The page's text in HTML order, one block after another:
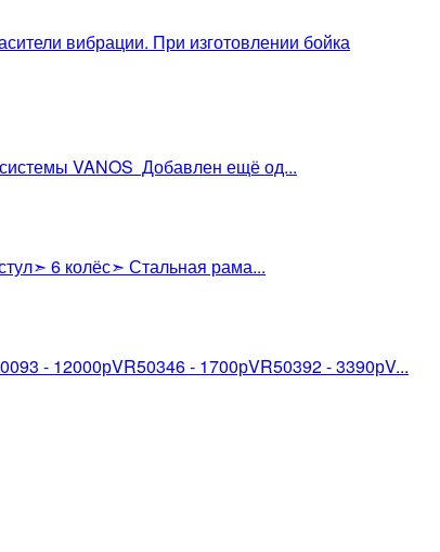
вибрации. При изготовлении бойка
VANOS Добавлен ещё од...
6 колёс➣ Стальная рама...
- 12000рVR50346 - 1700рVR50392 - 3390рV...